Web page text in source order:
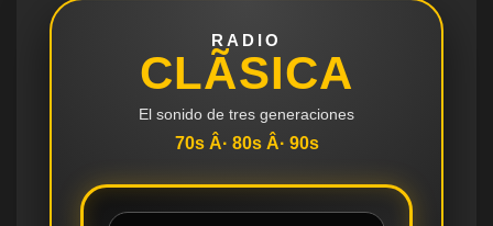
RADIO
CLÃSICA
El sonido de tres generaciones
70s Â· 80s Â· 90s